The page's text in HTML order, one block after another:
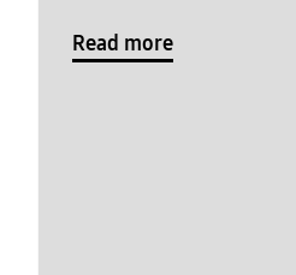
Read more